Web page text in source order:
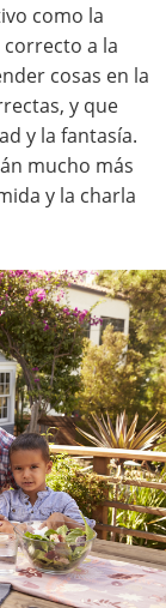
como la
a la
cosas en la
y que
y la fantasía.
mucho más
y la charla